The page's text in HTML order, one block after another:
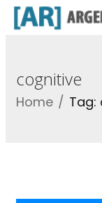
cognitive
Home Tag: